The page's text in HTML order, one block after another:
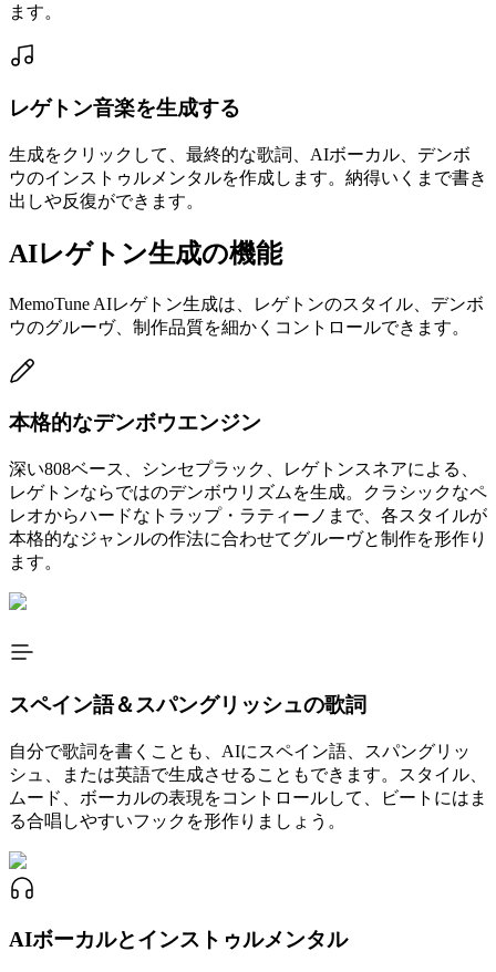
ます。
レゲトン音楽を生成する
生成をクリックして、最終的な歌詞、AIボーカル、デンボ
ウのインストゥルメンタルを作成します。納得いくまで書き
出しや反復ができます。
AIレゲトン生成の機能
MemoTune AIレゲトン生成は、レゲトンのスタイル、デンボ
ウのグルーヴ、制作品質を細かくコントロールできます。
本格的なデンボウエンジン
深い808ベース、シンセプラック、レゲトンスネアによる、
レゲトンならではのデンボウリズムを生成。クラシックなペ
レオからハードなトラップ・ラティーノまで、各スタイルが
本格的なジャンルの作法に合わせてグルーヴと制作を形作り
ます。
スペイン語＆スパングリッシュの歌詞
自分で歌詞を書くことも、AIにスペイン語、スパングリッ
シュ、または英語で生成させることもできます。スタイル、
ムード、ボーカルの表現をコントロールして、ビートにはま
る合唱しやすいフックを形作りましょう。
AIボーカルとインストゥルメンタル